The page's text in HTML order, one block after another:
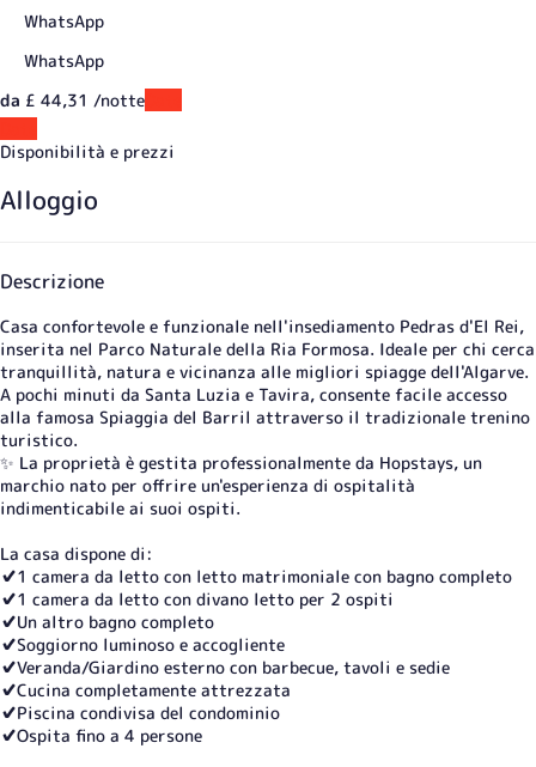
WhatsApp
WhatsApp
da £ 44,31 /notte
Disponibilità e prezzi
Alloggio
Descrizione
Casa confortevole e funzionale nell'insediamento Pedras d'El Rei,
inserita nel Parco Naturale della Ria Formosa. Ideale per chi cerca
tranquillità, natura e vicinanza alle migliori spiagge dell'Algarve.
A pochi minuti da Santa Luzia e Tavira, consente facile accesso
alla famosa Spiaggia del Barril attraverso il tradizionale trenino
turistico.
✨ La proprietà è gestita professionalmente da Hopstays, un
marchio nato per offrire un'esperienza di ospitalità
indimenticabile ai suoi ospiti.
La casa dispone di:
✔️1 camera da letto con letto matrimoniale con bagno completo
✔️1 camera da letto con divano letto per 2 ospiti
✔️Un altro bagno completo
✔️Soggiorno luminoso e accogliente
✔️Veranda/Giardino esterno con barbecue, tavoli e sedie
✔️Cucina completamente attrezzata
✔️Piscina condivisa del condominio
✔️Ospita fino a 4 persone